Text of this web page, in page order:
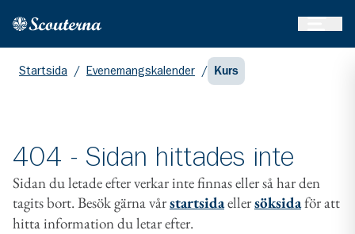
Hem
Startsida / Evenemangskalender / Kurs
404 - Sidan hittades inte
Sidan du letade efter verkar inte finnas eller så har den
tagits bort. Besök gärna vårstartsidaellersöksidaför att
hitta information du letar efter.